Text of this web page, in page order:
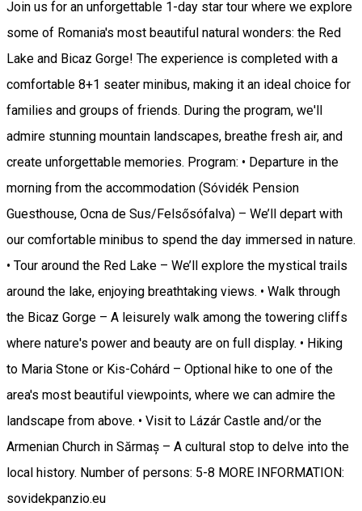
Join us for an unforgettable 1-day star tour where we explore
some of Romania's most beautiful natural wonders: the Red
Lake and Bicaz Gorge! The experience is completed with a
comfortable 8+1 seater minibus, making it an ideal choice for
families and groups of friends. During the program, we'll
admire stunning mountain landscapes, breathe fresh air, and
create unforgettable memories. Program: • Departure in the
morning from the accommodation (Sóvidék Pension
Guesthouse, Ocna de Sus/Felsősófalva) – We’ll depart with
our comfortable minibus to spend the day immersed in nature.
• Tour around the Red Lake – We’ll explore the mystical trails
around the lake, enjoying breathtaking views. • Walk through
the Bicaz Gorge – A leisurely walk among the towering cliffs
where nature's power and beauty are on full display. • Hiking
to Maria Stone or Kis-Cohárd – Optional hike to one of the
area's most beautiful viewpoints, where we can admire the
landscape from above. • Visit to Lázár Castle and/or the
Armenian Church in Sărmaș – A cultural stop to delve into the
local history. Number of persons: 5-8 MORE INFORMATION:
sovidekpanzio.eu